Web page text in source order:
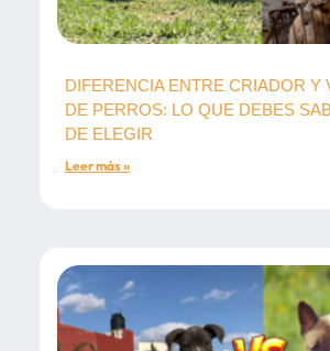
DIFERENCIA ENTRE CRIADOR Y
DE PERROS: LO QUE DEBES
DE ELEGIR
Leer más »